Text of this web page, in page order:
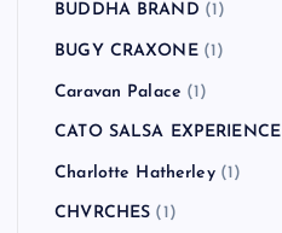
BUDDHA BRAND (1)
BUGY CRAXONE(1)
Caravan Palace (1)
CATO SALSA EXPERIENCE
Charlotte Hatherley(1)
CHVRCHES (1)